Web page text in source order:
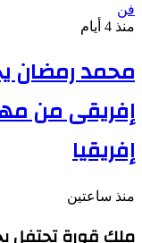
فن
منذ 4 أيام
محمد رمضان
إفريقى من
إفريقيا
منذ ساعتين
ملك قورة تحتفل